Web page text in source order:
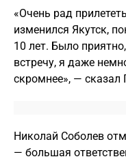
«Очень рад
изменился Якутск,
10 лет. Было
встречу, я даже
скромнее», — сказал
Николай Соболев
— большая